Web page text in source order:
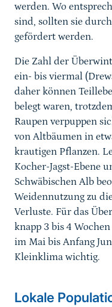
werden. Wo
sind, sollten sie
gefördert werden.
Die Zahl der
ein- bis viermal
daher können
belegt waren,
Raupen verpuppen
von Altbäumen in
krautigen Pflanzen.
Kocher-Jagst-Ebene
Schwäbischen Alb
Weidennutzung zu
Verluste. Für das
knapp 3 bis 4
im Mai bis Anfang
Kleinklima wichtig.
Sprungmarke
Lokale